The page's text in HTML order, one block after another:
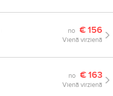
no €156
Vienā virzienā
no €163
Vienā virzienā